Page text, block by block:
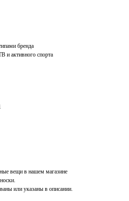
бренда
и активного спорта
вещи в нашем магазине
или указаны в описании.